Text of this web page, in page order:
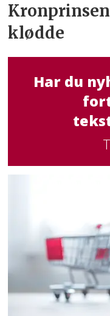
klødde
Har du